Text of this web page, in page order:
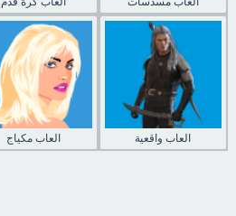
العاب مكياج العاب واقعية